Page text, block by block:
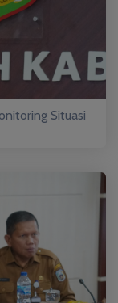
Situasi